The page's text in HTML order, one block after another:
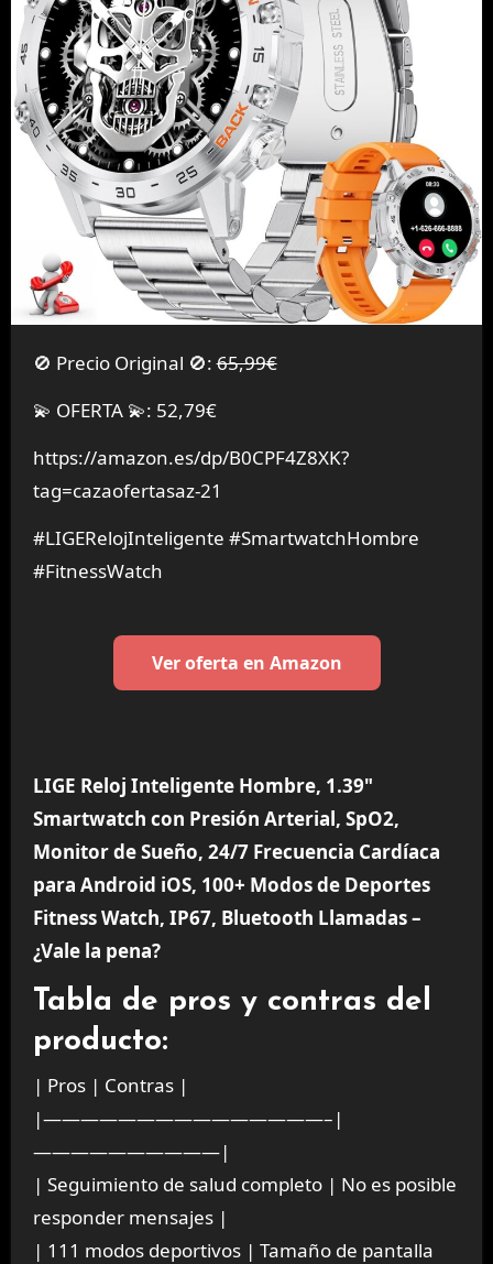
🚫 Precio Original 🚫:65,99€
💫 OFERTA 💫: 52,79€
https://amazon.es/dp/B0CPF4Z8XK?
tag=cazaofertasaz-21
#LIGERelojInteligente #SmartwatchHombre
#FitnessWatch
Ver oferta en Amazon
LIGE Reloj Inteligente Hombre, 1.39"
Smartwatch con Presión Arterial, SpO2,
Monitor de Sueño, 24/7 Frecuencia Cardíaca
para Android iOS, 100+ Modos de Deportes
Fitness Watch, IP67, Bluetooth Llamadas –
¿Vale la pena?
Tabla de pros y contras del
producto:
| Pros | Contras |
|———————————————–|
——————————|
| Seguimiento de salud completo | No es posible
responder mensajes |
| 111 modos deportivos | Tamaño de pantalla